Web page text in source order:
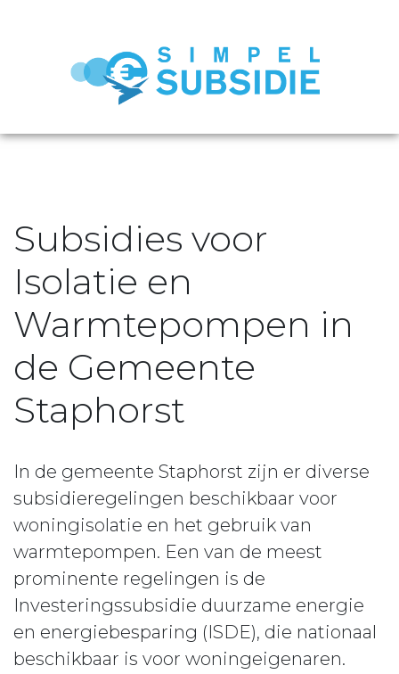
Subsidies voor
Isolatie en
Warmtepompen in
de Gemeente
Staphorst
In de gemeente Staphorst zijn er diverse
subsidieregelingen beschikbaar voor
woningisolatie en het gebruik van
warmtepompen. Een van de meest
prominente regelingen is de
Investeringssubsidie duurzame energie
en energiebesparing (ISDE), die nationaal
beschikbaar is voor woningeigenaren.